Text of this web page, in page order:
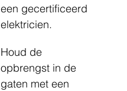
een gecertificeerd
elektricien.
Houd de
opbrengst in de
gaten met een